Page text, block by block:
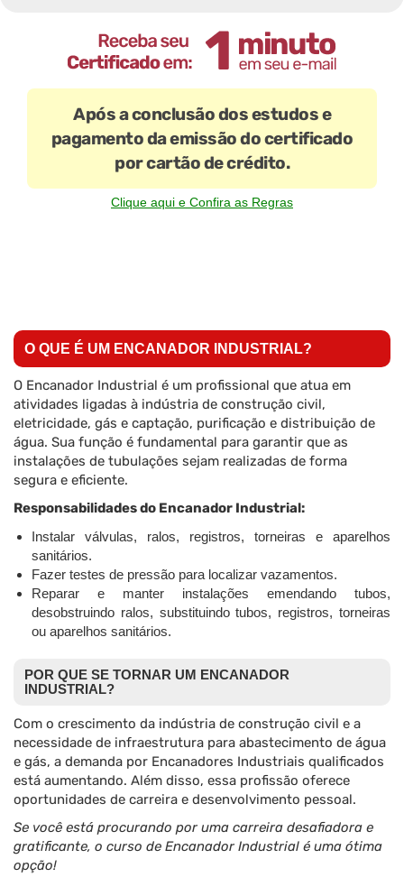
Após a conclusão dos estudos e
pagamento da emissão do certificado
por cartão de crédito.
Clique aqui e Confira as Regras
O QUE É UM ENCANADOR INDUSTRIAL?
O Encanador Industrial é um profissional que atua em
atividades ligadas à indústria de construção civil,
eletricidade, gás e captação, purificação e distribuição de
água. Sua função é fundamental para garantir que as
instalações de tubulações sejam realizadas de forma
segura e eficiente.
Responsabilidades do Encanador Industrial:
Instalar válvulas, ralos, registros, torneiras e aparelhos
sanitários.
Fazer testes de pressão para localizar vazamentos.
Reparar e manter instalações emendando tubos,
desobstruindo ralos, substituindo tubos, registros, torneiras
ou aparelhos sanitários.
POR QUE SE TORNAR UM ENCANADOR
INDUSTRIAL?
Com o crescimento da indústria de construção civil e a
necessidade de infraestrutura para abastecimento de água
e gás, a demanda por Encanadores Industriais qualificados
está aumentando. Além disso, essa profissão oferece
oportunidades de carreira e desenvolvimento pessoal.
Se você está procurando por uma carreira desafiadora e
gratificante, o curso de Encanador Industrial é uma ótima
opção!